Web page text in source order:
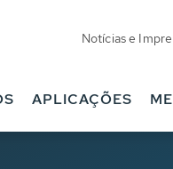
Notícias e
APLICAÇÕES